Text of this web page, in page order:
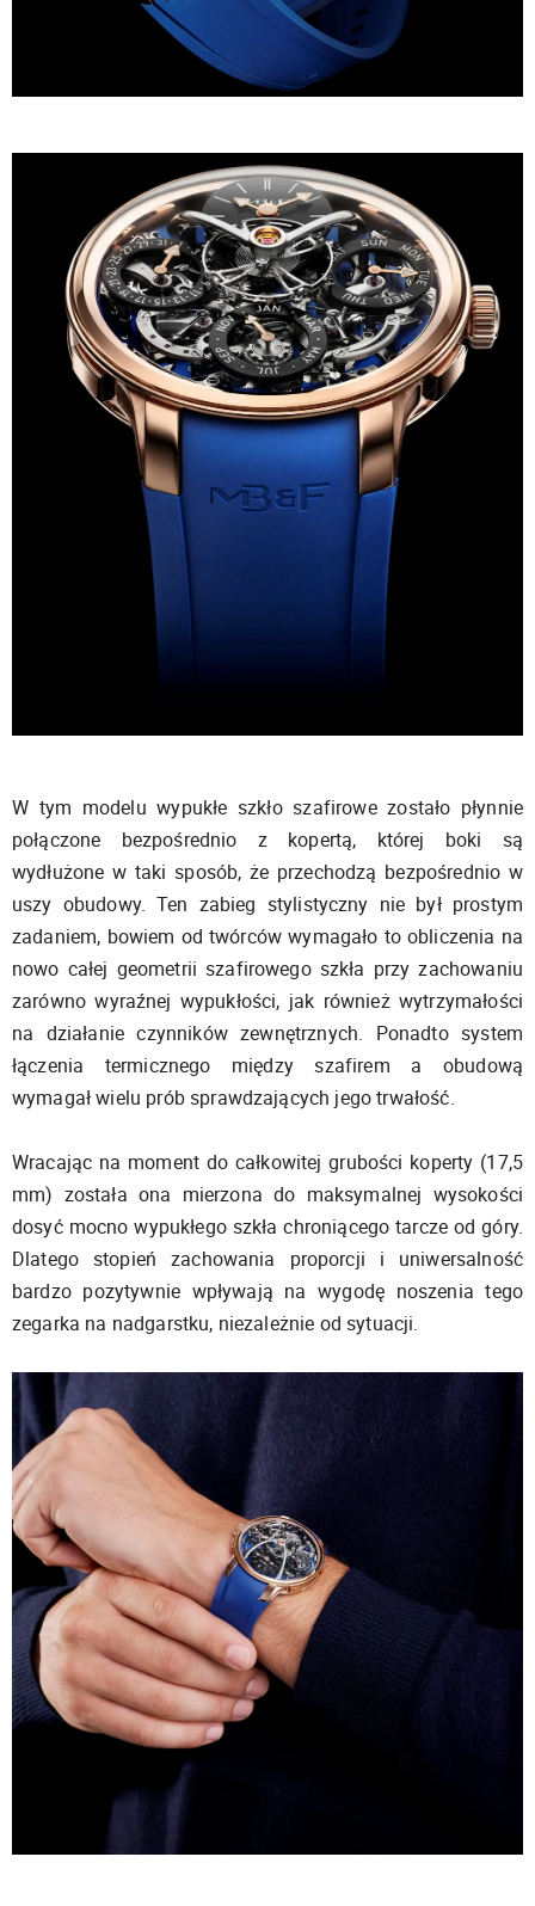
W tym modelu wypukłe szkło szafirowe zostało płynnie
połączone bezpośrednio z kopertą, której boki są
wydłużone w taki sposób, że przechodzą bezpośrednio w
uszy obudowy. Ten zabieg stylistyczny nie był prostym
zadaniem, bowiem od twórców wymagało to obliczenia na
nowo całej geometrii szafirowego szkła przy zachowaniu
zarówno wyraźnej wypukłości, jak również wytrzymałości
na działanie czynników zewnętrznych. Ponadto system
łączenia termicznego między szafirem a obudową
wymagał wielu prób sprawdzających jego trwałość.
Wracając na moment do całkowitej grubości koperty (17,5
mm) została ona mierzona do maksymalnej wysokości
dosyć mocno wypukłego szkła chroniącego tarcze od góry.
Dlatego stopień zachowania proporcji i uniwersalność
bardzo pozytywnie wpływają na wygodę noszenia tego
zegarka na nadgarstku, niezależnie od sytuacji.